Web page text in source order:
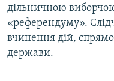
дільничною
«референдуму».
вчинення дій,
держави.